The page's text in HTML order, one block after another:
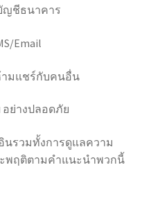
ญชีธนาคาร
Email
มแชร์กับคนอื่น
อย่างปลอดภัย
นรวมทั้งการดูแลความ
พฤติตามคำแนะนำพวกนี้